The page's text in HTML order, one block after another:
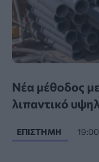
Νέα μέθοδος
λιπαντικό
ΕΠΙΣΤΉΜΗ